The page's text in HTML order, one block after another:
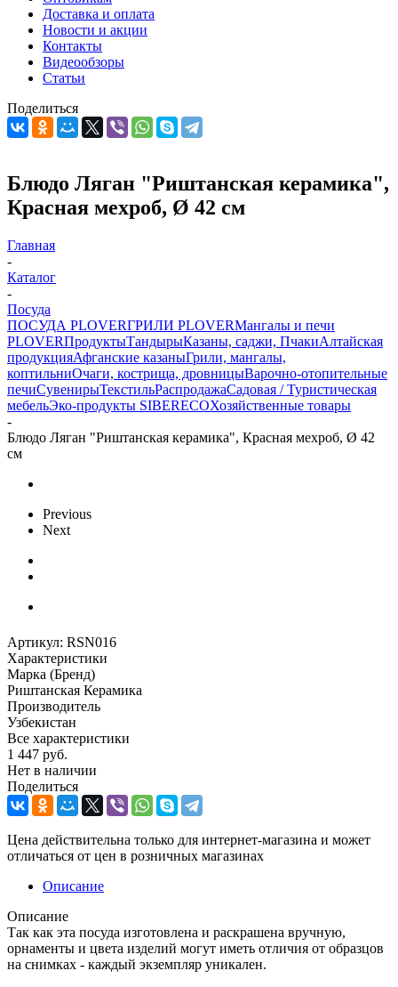
Доставка и оплата
Новости и акции
Контакты
Видеообзоры
Статьи
Поделиться
Блюдо Ляган "Риштанская керамика",
Красная мехроб, Ø 42 см
Главная
-
Каталог
-
Посуда
ПОСУДА PLOVERГРИЛИ PLOVERМангалы и печи
PLOVERПродуктыТандырыКазаны, саджи, ПчакиАлтайская
продукцияАфганские казаныГрили, мангалы,
коптильниОчаги, кострища, дровницыВарочно-отопительные
печиСувенирыТекстильРаспродажаСадовая / Туристическая
мебельЭко-продукты SIBERECOХозяйственные товары
-
Блюдо Ляган "Риштанская керамика", Красная мехроб, Ø 42
см
Previous
Next
Артикул: RSN016
Характеристики
Марка (Бренд)
Риштанская Керамика
Производитель
Узбекистан
Все характеристики
1 447 руб.
Нет в наличии
Поделиться
Цена действительна только для интернет-магазина и может
отличаться от цен в розничных магазинах
Описание
Описание
Так как эта посуда изготовлена и раскрашена вручную,
орнаменты и цвета изделий могут иметь отличия от образцов
на снимках - каждый экземпляр уникален.